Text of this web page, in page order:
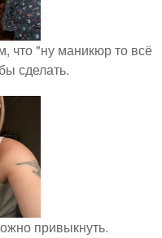
что "ну маникюр то всё
сделать.
привыкнуть.